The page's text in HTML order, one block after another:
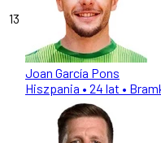
13
Joan García Pons
Hiszpania • 24 lat •